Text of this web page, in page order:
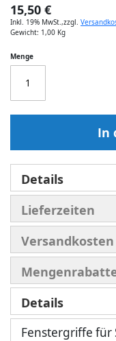
15,50 €
Inkl. 19% MwSt.,zzgl.
Gewicht: 1,00 Kg
Menge
In
Details
Lieferzeiten
Versandkosten
Details
Fenstergriffe für